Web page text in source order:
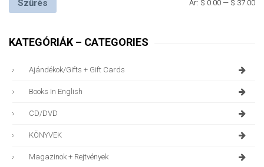
Szűrés Ár: $ 0.00 — $ 37.00
KATEGÓRIÁK – CATEGORIES
Ajándékok/gifts + Gift Cards
Books In English
CD/DVD
KÖNYVEK
Magazinok + Rejtvények